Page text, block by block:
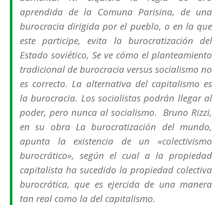
aprendida de la Comuna Parisina, de una
burocracia dirigida por el pueblo, o en la que
este participe, evita la burocratización del
Estado soviético, Se ve cómo el planteamiento
tradicional de burocracia versus socialismo no
es correcto. La alternativa del capitalismo es
la burocracia. Los socialistas podrán llegar al
poder, pero nunca al socialismo. Bruno Rizzi,
en su obra La burocratización del mundo,
apunta la existencia de un «colectivismo
burocrático», según el cual a la propiedad
capitalista ha sucedido la propiedad colectiva
burocrática, que es ejercida de una manera
tan real como la del capitalismo.